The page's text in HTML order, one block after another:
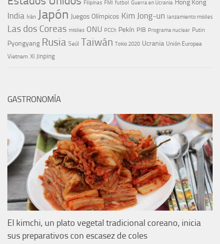
Filipinas FMI futbol Guerra en Ucrania Hong Kong
India Irán Japón Juegos Olímpicos Kim Jong-un lanzamiento misiles
Las dos Coreas misiles ONU PCCh Pekín PIB Programa nuclear Putin
Pyongyang Rusia Seúl Taiwán Tokio 2020 Ucrania Unión Europea
Vietnam Xi Jinping
GASTRONOMÍA
El kimchi, un plato vegetal tradicional coreano, inicia
sus preparativos con escasez de coles